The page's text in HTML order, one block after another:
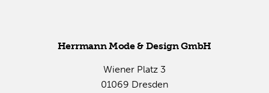
Herr­mann Mode & De­sign GmbH
Wie­ner Platz 3
01069 Dres­den